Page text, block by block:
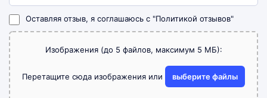
Оставляя отзыв, я соглашаюсь с "Политикой отзывов"
Изображения (до 5 файлов, максимум 5 МБ):
Перетащите сюда изображения или выберите файлы